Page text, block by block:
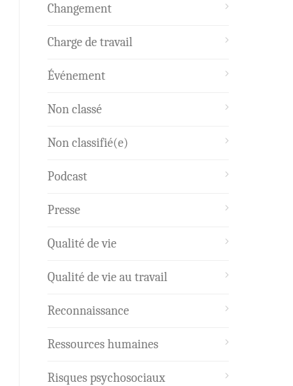
Changement
Charge de travail
Événement
Non classé
Non classifié(e)
Podcast
Presse
Qualité de vie
Qualité de vie au travail
Reconnaissance
Ressources humaines
Risques psychosociaux